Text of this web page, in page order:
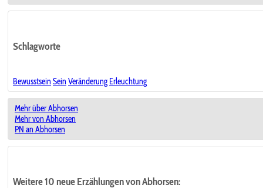
Schlagworte
Bewusstsein Sein Veränderung Erleuchtung
Mehr über Abhorsen
Mehr von Abhorsen
PN an Abhorsen
Weitere 10 neue Erzählungen von Abhorsen: